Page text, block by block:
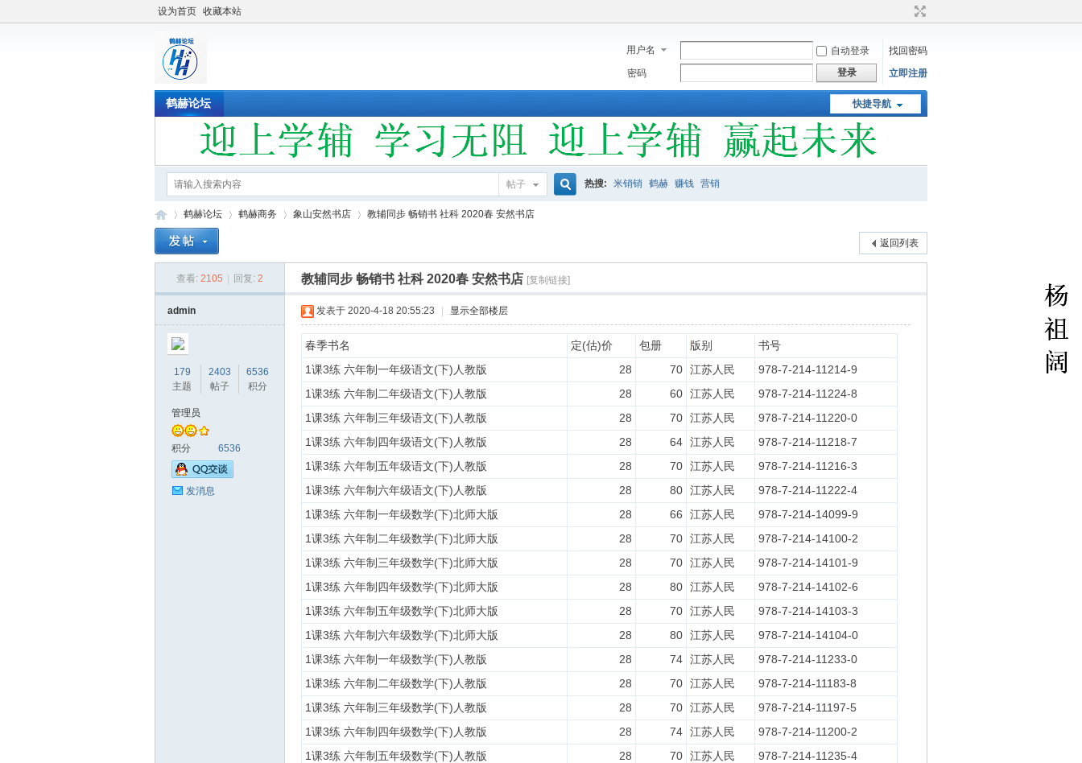
设为首页 收藏本站
用户名 自动登录
找回密码
密码
登录 立即注册
快捷导航
鹤赫论坛
帖子
索
热搜: 米销销 鹤赫 赚钱 营销
鹤赫论坛 鹤赫商务 象山安然书店
›
教辅同步 畅销书 社科 2020春 安然书店
返回列表
查看: 2105 回复: 2 教辅同步 畅销书 社科 2020春 安然书店 [复制链接]
admin
179
主题
2403
帖子
6536
积分
管理员
积分 6536
发消息
发表于 2020-4-18 20:55:23 显示全部楼层
春季书名 定(估)价 包册 版别
书号
1课3练 六年制一年级语文(下)人教版
28 70 江苏人民
978-7-214-11214-9
1课3练 六年制二年级语文(下)人教版
28 60 江苏人民
978-7-214-11224-8
1课3练 六年制三年级语文(下)人教版
28 70 江苏人民
978-7-214-11220-0
1课3练 六年制四年级语文(下)人教版
28 64 江苏人民
978-7-214-11218-7
1课3练 六年制五年级语文(下)人教版
28 70 江苏人民
978-7-214-11216-3
1课3练 六年制六年级语文(下)人教版
28 80 江苏人民
978-7-214-11222-4
1课3练 六年制一年级数学(下)北师大版
28 66 江苏人民
978-7-214-14099-9
1课3练 六年制二年级数学(下)北师大版
28 70 江苏人民
978-7-214-14100-2
1课3练 六年制三年级数学(下)北师大版
28 70 江苏人民
978-7-214-14101-9
1课3练 六年制四年级数学(下)北师大版
28 80 江苏人民
978-7-214-14102-6
1课3练 六年制五年级数学(下)北师大版
28 70 江苏人民
978-7-214-14103-3
1课3练 六年制六年级数学(下)北师大版
28 80 江苏人民
978-7-214-14104-0
1课3练 六年制一年级数学(下)人教版
28 74 江苏人民
978-7-214-11233-0
1课3练 六年制二年级数学(下)人教版
28 70 江苏人民
978-7-214-11183-8
1课3练 六年制三年级数学(下)人教版
28 70 江苏人民
978-7-214-11197-5
1课3练 六年制四年级数学(下)人教版
28 74 江苏人民
978-7-214-11200-2
1课3练 六年制五年级数学(下)人教版
28 70 江苏人民
978-7-214-11235-4